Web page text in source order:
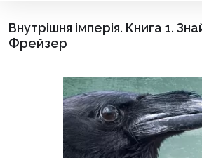
Внутрішня імперія. Книга 1.
Фрейзер